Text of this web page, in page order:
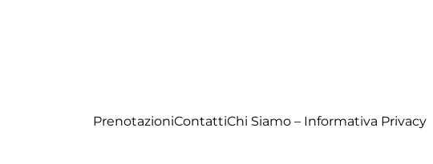
PrenotazioniContattiChi Siamo – Informativa Privacy